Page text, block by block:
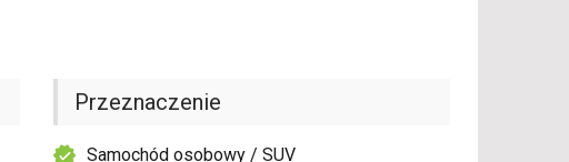
Przeznaczenie
Samochód osobowy / SUV